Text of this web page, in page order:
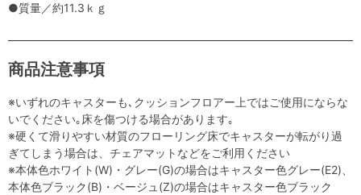
●質量／約11.3ｋｇ
商品注意事項
※いずれのキャスターも､クッションフロアー上ではご使用にならな
いでください｡床を傷つける場合があります｡
※硬くて滑りやすい材質のフローリング床でキャスターが転がり過
ぎてしまう場合は、チェアマットなどをご利用ください
※本体色ホワイト(W)・グレー(G)の場合はキャスター色グレー(E2)、
本体色ブラック(B)・ベージュ(Z)の場合はキャスター色ブラック